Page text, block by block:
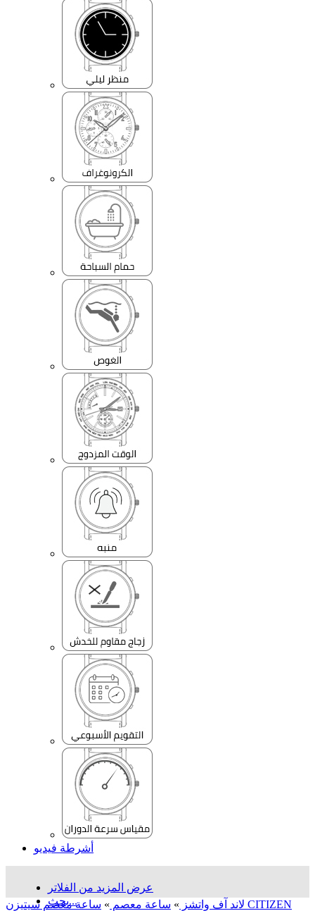
أشرطة فيديو
عرض المزيد من الفلاتر
بحث...
لاند آف واتشز » ساعة معصم » ساعة معصم سیتیزن CITIZEN